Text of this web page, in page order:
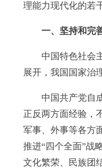
理能力现代化的若
一、坚持和完
中国特色社会
展开，我国国家治
中国共产党自
正反两方面经验，
军事、外事等各方
推进“四个全面”战
文化繁荣、民族团